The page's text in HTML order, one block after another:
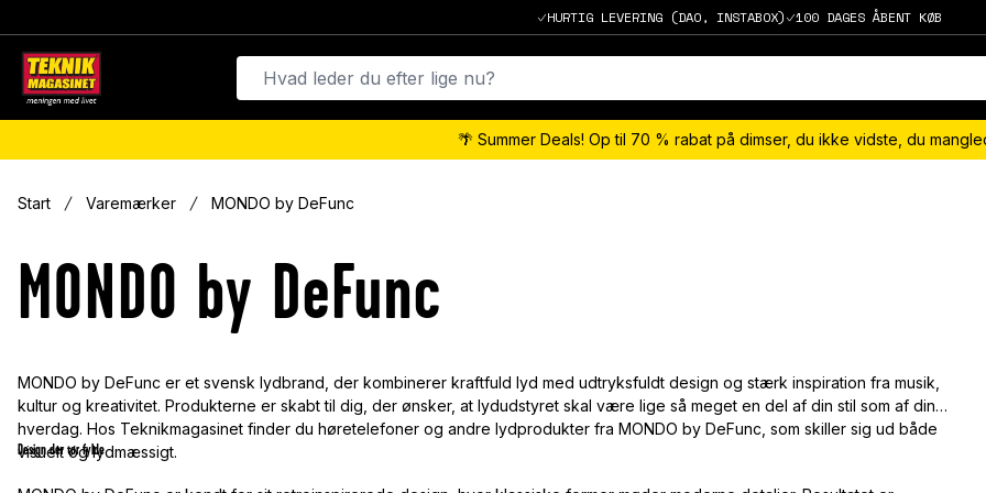
HURTIG LEVERING (DAO, INSTABOX) 100 DAGES ÅBENT KØB
🌴 Summer Deals! Op til 70 % rabat på dimser, du ikke vidste, du
Start Varemærker MONDO by DeFunc
MONDO by DeFunc
MONDO by DeFunc er et svensk lydbrand, der kombinerer kraftfuld lyd med udtryksfuldt design og stærk inspiration fra musik,
kultur og kreativitet. Produkterne er skabt til dig, der ønsker, at lydudstyret skal være lige så meget en del af din stil som af din
hverdag. Hos Teknikmagasinet finder du høretelefoner og andre lydprodukter fra MONDO by DeFunc, som skiller sig ud både
visuelt og lydmæssigt.
Design der tør fylde